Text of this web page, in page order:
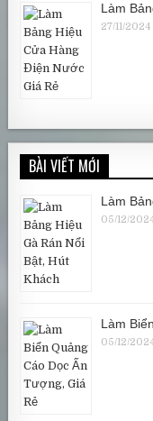
Làm
27/11/2024
BÀI VIẾT MỚI
Làm
05/12/
Làm
05/12/